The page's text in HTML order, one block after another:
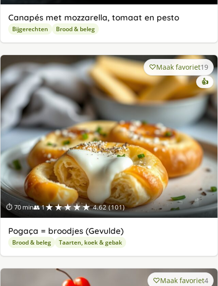
Canapés met mozzarella, tomaat en pesto
Bijgerechten Brood & beleg
⏱ 70 min👥 1★★★★★ 4.62 (101)
Maak favoriet19
👍
Pogaça = broodjes (Gevulde)
Brood & beleg Taarten, koek & gebak
Maak favoriet4